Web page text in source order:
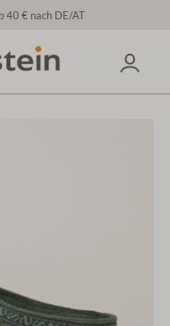
40 € nach DE/AT